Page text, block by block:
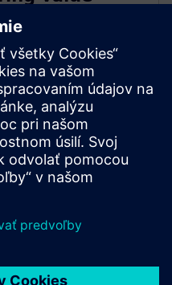
dodávané
Value Based
a
rozšíriť vaše